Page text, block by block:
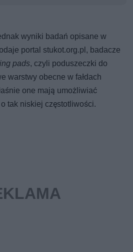
wyniki badań opisane w
portal stukot.org.pl, badacze
pads, czyli poduszeczki do
warstwy obecne w fałdach
one mają umożliwiać
tak niskiej częstotliwości.